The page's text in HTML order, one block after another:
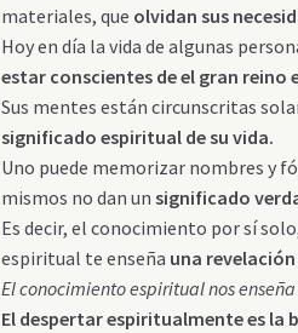
materiales, que olvidan sus
Hoy en día la vida de algunas
estar conscientes de el gran reino
Sus mentes están circunscritas
significado espiritual de su vida.
Uno puede memorizar nombres y
mismos no dan unsignificado
Es decir, el conocimiento por sí
espiritual te enseña una
El conocimiento espiritual nos
El despertar espiritualmente es la